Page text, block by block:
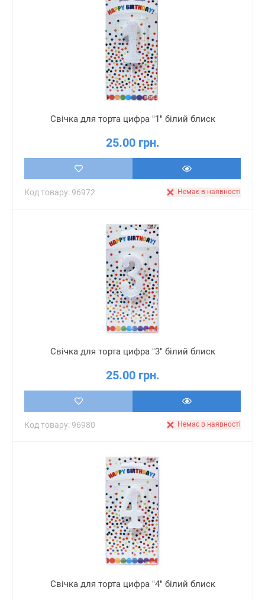
Свічка для торта цифра "1" білий блиск
25.00 грн.
Код товару: 96972 Немає в наявності
Свічка для торта цифра "3" білий блиск
25.00 грн.
Код товару: 96980 Немає в наявності
Свічка для торта цифра "4" білий блиск